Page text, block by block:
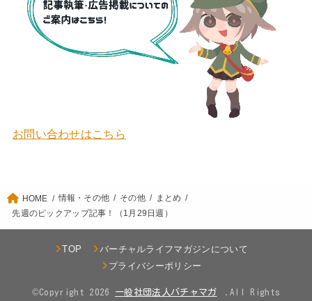
お問い合わせはこちら
HOME 情報・その他 その他
まとめ
先週のピックアップ記事！（1月29日週）
TOP
バーチャルライフマガジンについて
プライバシーポリシー
©Copyright 2026 .All Rights